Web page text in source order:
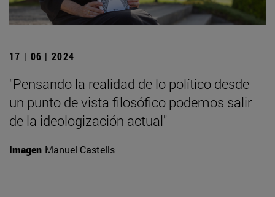
17 | 06 | 2024
"Pensando la realidad de lo político desde
un punto de vista filosófico podemos salir
de la ideologización actual"
Imagen Manuel Castells